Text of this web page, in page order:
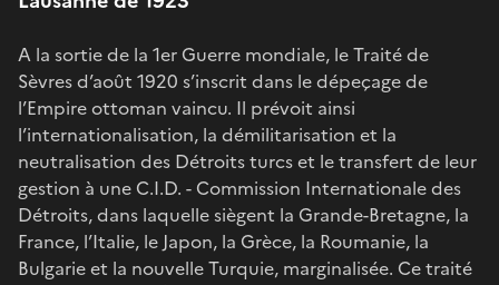
A la sortie de la 1er Guerre mondiale, le Traité de
Sèvres d’août 1920 s’inscrit dans le dépeçage de
l’Empire ottoman vaincu. Il prévoit ainsi
l’internationalisation, la démilitarisation et la
neutralisation des Détroits turcs et le transfert de leur
gestion à une C.I.D. - Commission Internationale des
Détroits, dans laquelle siègent la Grande-Bretagne, la
France, l’Italie, le Japon, la Grèce, la Roumanie, la
Bulgarie et la nouvelle Turquie, marginalisée. Ce traité